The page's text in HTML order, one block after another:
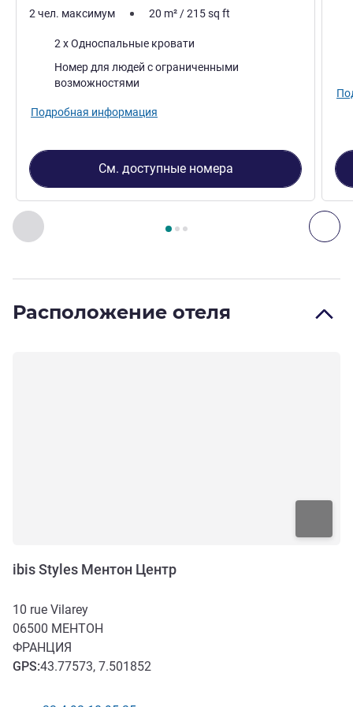
Назад - Номер
Страница , Номер 1 : Номер Standard с 2
2 чел. максимум 20 m²/215sq ft
Постель2 x Односпальные кровати
Номер для людей с ограниченными
возможностями
Подробная информация
См. доступные номера
Расположение отеля
ibis Styles Ментон Центр
10 rue Vilarey
06500 МЕНТОН
ФРАНЦИЯ
GPS:43.77573, 7.501852